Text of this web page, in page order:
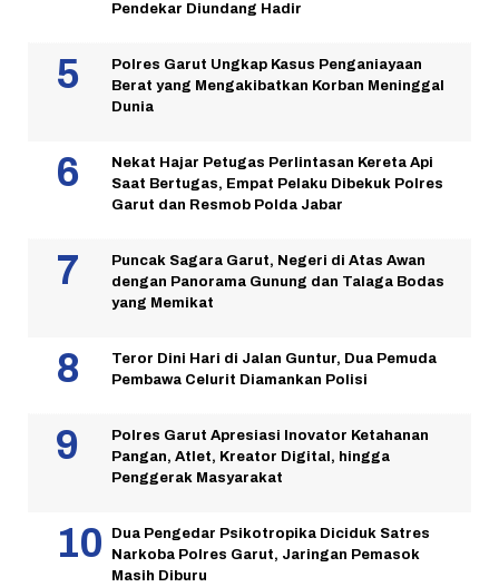
Pendekar Diundang Hadir
Polres Garut Ungkap Kasus Penganiayaan
Berat yang Mengakibatkan Korban Meninggal
Dunia
Nekat Hajar Petugas Perlintasan Kereta Api
Saat Bertugas, Empat Pelaku Dibekuk Polres
Garut dan Resmob Polda Jabar
Puncak Sagara Garut, Negeri di Atas Awan
dengan Panorama Gunung dan Talaga Bodas
yang Memikat
Teror Dini Hari di Jalan Guntur, Dua Pemuda
Pembawa Celurit Diamankan Polisi
Polres Garut Apresiasi Inovator Ketahanan
Pangan, Atlet, Kreator Digital, hingga
Penggerak Masyarakat
Dua Pengedar Psikotropika Diciduk Satres
Narkoba Polres Garut, Jaringan Pemasok
Masih Diburu